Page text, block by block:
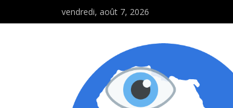
vendredi, août 7, 2026